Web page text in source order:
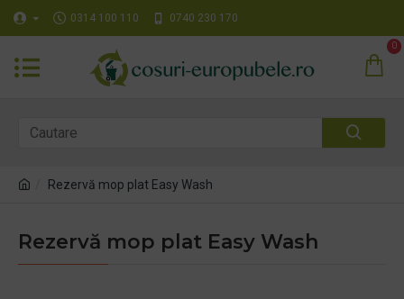
0314 100 110 0740 230 170
0
Rezervă mop plat Easy Wash
Rezervă mop plat Easy Wash